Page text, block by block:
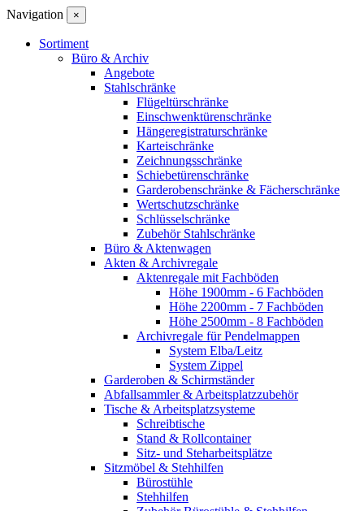
Navigation ×
Sortiment
Büro & Archiv
Angebote
Stahlschränke
Flügeltürschränke
Einschwenktürenschränke
Hängeregistraturschränke
Karteischränke
Zeichnungsschränke
Schiebetürenschränke
Garderobenschränke & Fächerschränke
Wertschutzschränke
Schlüsselschränke
Zubehör Stahlschränke
Büro & Aktenwagen
Akten & Archivregale
Aktenregale mit Fachböden
Höhe 1900mm - 6 Fachböden
Höhe 2200mm - 7 Fachböden
Höhe 2500mm - 8 Fachböden
Archivregale für Pendelmappen
System Elba/Leitz
System Zippel
Garderoben & Schirmständer
Abfallsammler & Arbeitsplatzzubehör
Tische & Arbeitsplatzsysteme
Schreibtische
Stand & Rollcontainer
Sitz- und Steharbeitsplätze
Sitzmöbel & Stehhilfen
Bürostühle
Stehhilfen